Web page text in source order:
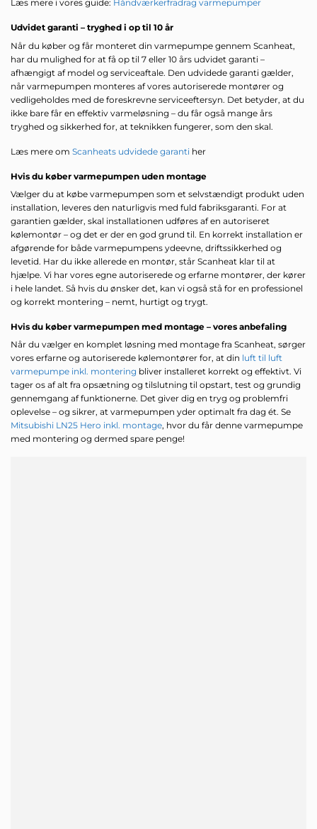
Læs mere i vores guide: Håndværkerfradrag varmepumper
Udvidet garanti – tryghed i op til 10 år
Når du køber og får monteret din varmepumpe gennem Scanheat,
har du mulighed for at få op til 7 eller 10 års udvidet garanti –
afhængigt af model og serviceaftale. Den udvidede garanti gælder,
når varmepumpen monteres af vores autoriserede montører og
vedligeholdes med de foreskrevne serviceeftersyn. Det betyder, at du
ikke bare får en effektiv varmeløsning – du får også mange års
tryghed og sikkerhed for, at teknikken fungerer, som den skal.
Læs mere om Scanheats udvidede garanti her
Hvis du køber varmepumpen uden montage
Vælger du at købe varmepumpen som et selvstændigt produkt uden
installation, leveres den naturligvis med fuld fabriksgaranti. For at
garantien gælder, skal installationen udføres af en autoriseret
kølemontør – og det er der en god grund til. En korrekt installation er
afgørende for både varmepumpens ydeevne, driftssikkerhed og
levetid. Har du ikke allerede en montør, står Scanheat klar til at
hjælpe. Vi har vores egne autoriserede og erfarne montører, der kører
i hele landet. Så hvis du ønsker det, kan vi også stå for en professionel
og korrekt montering – nemt, hurtigt og trygt.
Hvis du køber varmepumpen med montage – vores anbefaling
Når du vælger en komplet løsning med montage fra Scanheat, sørger
vores erfarne og autoriserede kølemontører for, at din luft til luft
varmepumpe inkl. montering bliver installeret korrekt og effektivt. Vi
tager os af alt fra opsætning og tilslutning til opstart, test og grundig
gennemgang af funktionerne. Det giver dig en tryg og problemfri
oplevelse – og sikrer, at varmepumpen yder optimalt fra dag ét. Se
Mitsubishi LN25 Hero inkl. montage, hvor du får denne varmepumpe
med montering og dermed spare penge!